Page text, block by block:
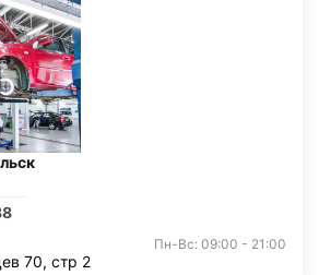
Пн-Вс: 09:00 - 21:00
70, стр 2